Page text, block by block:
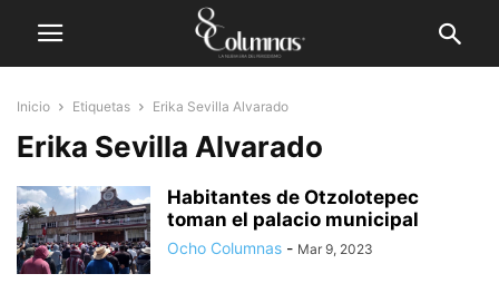
Inicio Etiquetas Erika Sevilla Alvarado
Erika Sevilla Alvarado
Habitantes de Otzolotepec
toman el palacio municipal
Ocho Columnas - Mar 9, 2023